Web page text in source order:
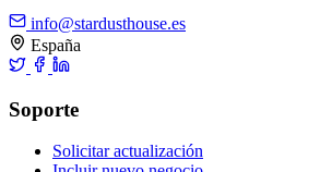
info@stardusthouse.es
España
Soporte
Solicitar actualización